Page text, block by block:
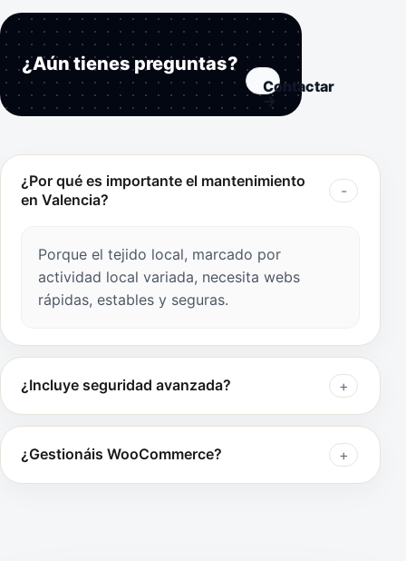
¿Aún tienes preguntas?
Contactar
→
¿Por qué es importante el mantenimiento
en Valencia?
Porque el tejido local, marcado por
actividad local variada, necesita webs
rápidas, estables y seguras.
¿Incluye seguridad avanzada?
¿Gestionáis WooCommerce?